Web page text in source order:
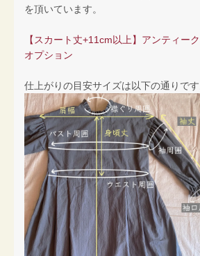
を頂いています。
【スカート丈+11cm以上】アンティー
オプション
仕上がりの目安サイズは以下の通りです